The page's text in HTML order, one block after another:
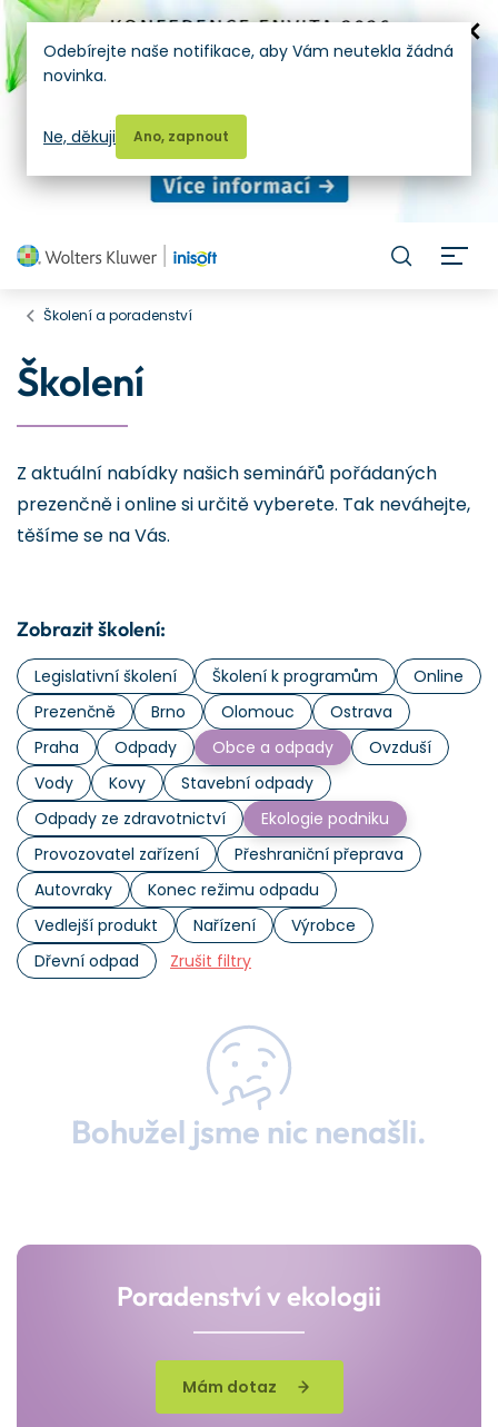
Školení a poradenství
Školení
Z aktuální nabídky našich seminářů pořádaných
prezenčně i online si určitě vyberete. Tak neváhejte,
těšíme se na Vás.
Zobrazit školení:
Legislativní školení Školení k programům
Online
Prezenčně
Brno Olomouc
Ostrava
Praha
Odpady Obce a odpady
Ovzduší
Vody
Kovy
Stavební odpady
Odpady ze zdravotnictví
Ekologie podniku
Provozovatel zařízení
Přeshraniční přeprava
Autovraky
Konec režimu odpadu
Vedlejší produkt
Nařízení
Výrobce
Dřevní odpad
Zrušit filtry
Bohužel jsme nic nenašli.
Poradenství v ekologii
Mám dotaz
Odebírejte naše notifikace, aby Vám neutekla žádná
novinka.
Ano, zapnout
Ne, děkuji